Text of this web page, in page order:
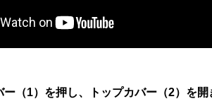
ー（1）を押し、トップカバー（2）を開